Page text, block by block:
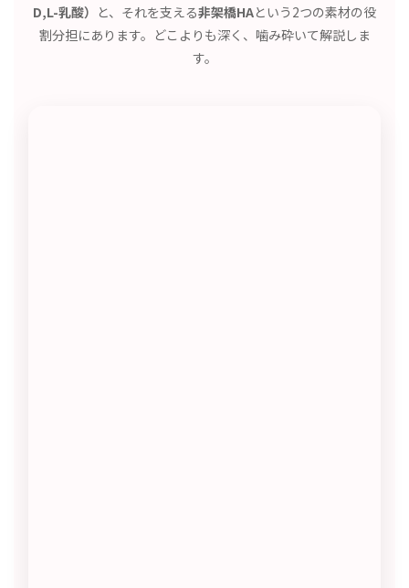
D,L-乳酸） と、それを支える非架橋HAという2つの素材の役
割分担にあります。どこよりも深く、噛み砕いて解説しま
す。